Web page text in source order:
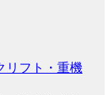
リフト・重機